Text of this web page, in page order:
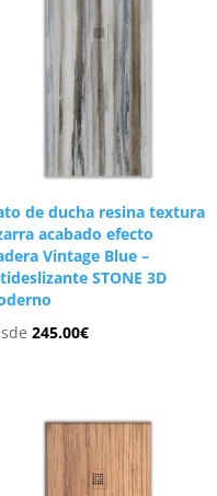
de ducha resina textura
acabado efecto
Vintage Blue –
STONE 3D
245.00€